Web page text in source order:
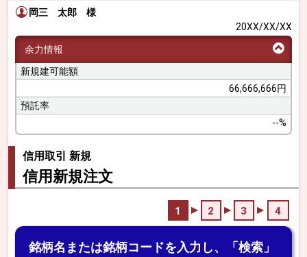
岡三 太郎
様
20XX/XX/XX
余力情報
新規建可能額
66,666,666円
預託率
--%
信用取引 新規
信用新規注文
1 2 3 4
銘柄名または銘柄コードを入力し、「検索」